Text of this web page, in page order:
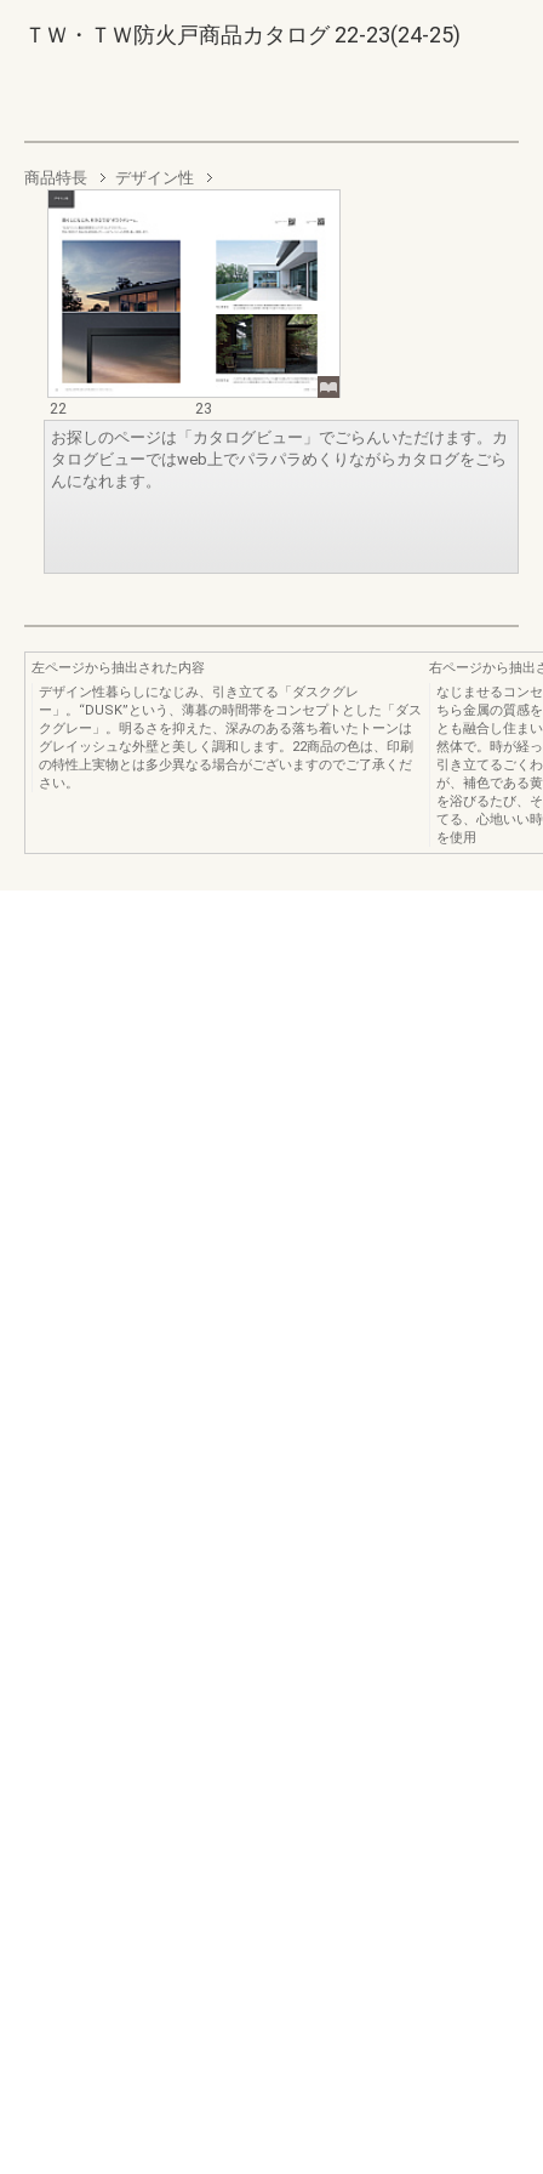
ＴＷ・ＴＷ防火戸商品カタログ 22-23(24-25)
商品特長 デザイン性
22
23
お探しのページは「カタログビュー」でごらんいただけます。カ
タログビューではweb上でパラパラめくりながらカタログをごら
んになれます。
左ページから抽出された内容
デザイン性暮らしになじみ、引き立てる「ダスクグレ
ー」。“DUSK”という、薄暮の時間帯をコンセプトとした「ダス
クグレー」。明るさを抑えた、深みのある落ち着いたトーンは
グレイッシュな外壁と美しく調和します。22商品の色は、印刷
の特性上実物とは多少異なる場合がございますのでご了承くだ
さい。
右ページから抽出
なじませるコン
ちら金属の質感
とも融合し住ま
然体で。時が経
引き立てるごく
が、補色である
を浴びるたび、
てる、心地いい
を使用